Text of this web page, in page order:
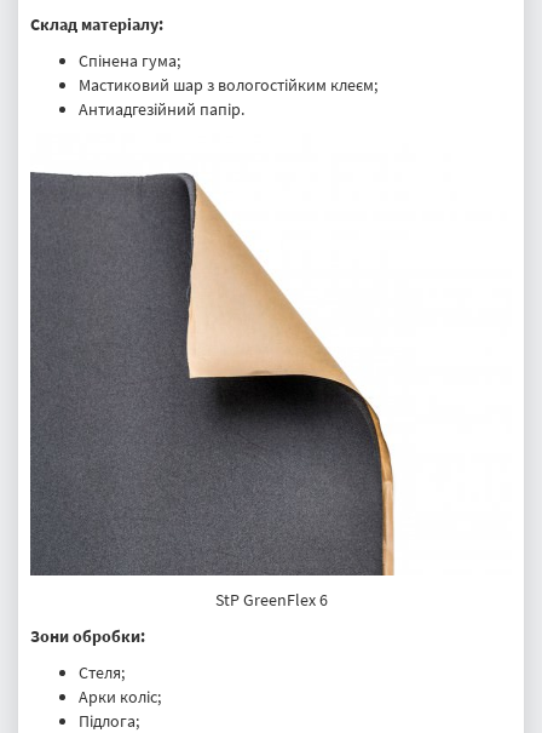
Склад матеріалу:
Спінена гума;
Мастиковий шар з вологостійким клеєм;
Антиадгезійний папір.
StP GreenFlex 6
Зони обробки:
Стеля;
Арки коліс;
Підлога;